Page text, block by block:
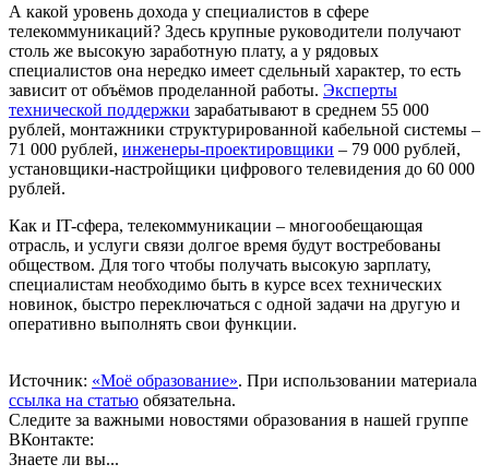
А какой уровень дохода у специалистов в сфере
телекоммуникаций? Здесь крупные руководители получают
столь же высокую заработную плату, а у рядовых
специалистов она нередко имеет сдельный характер, то есть
зависит от объёмов проделанной работы. Эксперты
технической поддержки зарабатывают в среднем 55 000
рублей, монтажники структурированной кабельной системы –
71 000 рублей, инженеры-проектировщики – 79 000 рублей,
установщики-настройщики цифрового телевидения до 60 000
рублей.
Как и IT-сфера, телекоммуникации – многообещающая
отрасль, и услуги связи долгое время будут востребованы
обществом. Для того чтобы получать высокую зарплату,
специалистам необходимо быть в курсе всех технических
новинок, быстро переключаться с одной задачи на другую и
оперативно выполнять свои функции.
Источник: «Моё образование». При использовании материала
ссылка на статью обязательна.
Следите за важными новостями образования в нашей группе
ВКонтакте:
Знаете ли вы...